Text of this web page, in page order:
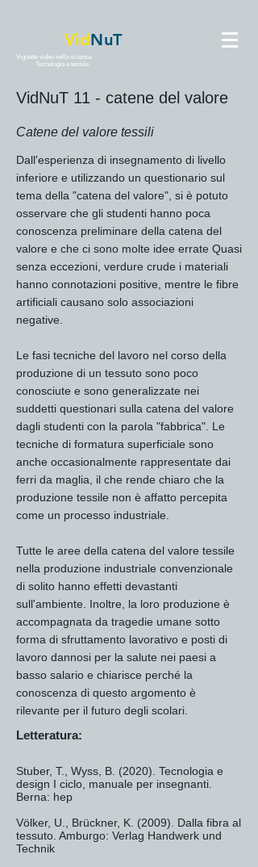
VidNuT
Vignette video nella scienza,
Tecnologia e tessile
VidNuT 11 - catene del valore
Catene del valore tessili
Dall'esperienza di insegnamento di livello
inferiore e utilizzando un questionario sul
tema della "catena del valore", si è potuto
osservare che gli studenti hanno poca
conoscenza preliminare della catena del
valore e che ci sono molte idee errate Quasi
senza eccezioni, verdure crude i materiali
hanno connotazioni positive, mentre le fibre
artificiali causano solo associazioni
negative.
Le fasi tecniche del lavoro nel corso della
produzione di un tessuto sono poco
conosciute e sono generalizzate nei
suddetti questionari sulla catena del valore
dagli studenti con la parola "fabbrica". Le
tecniche di formatura superficiale sono
anche occasionalmente rappresentate dai
ferri da maglia, il che rende chiaro che la
produzione tessile non è affatto percepita
come un processo industriale.
Tutte le aree della catena del valore tessile
nella produzione industriale convenzionale
di solito hanno effetti devastanti
sull'ambiente. Inoltre, la loro produzione è
accompagnata da tragedie umane sotto
forma di sfruttamento lavorativo e posti di
lavoro dannosi per la salute nei paesi a
basso salario e chiarisce perché la
conoscenza di questo argomento è
rilevante per il futuro degli scolari.
Letteratura:
Stuber, T., Wyss, B. (2020). Tecnologia e
design I ciclo, manuale per insegnanti.
Berna: hep
Völker, U., Brückner, K. (2009). Dalla fibra al
tessuto. Amburgo: Verlag Handwerk und
Technik